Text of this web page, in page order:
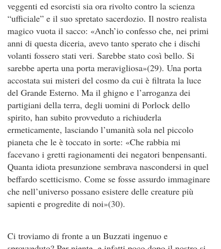
veggenti ed esorcisti sia ora rivolto contro la scienza
“ufficiale” e il suo spretato sacerdozio. Il nostro realista
magico vuota il sacco: «Anch’io confesso che, nei primi
anni di questa diceria, avevo tanto sperato che i dischi
volanti fossero stati veri. Sarebbe stato così bello. Si
sarebbe aperta una porta meravigliosa»(29). Una porta
accostata sui misteri del cosmo da cui è filtrata la luce
del Grande Esterno. Ma il ghigno e l’arroganza dei
partigiani della terra, degli uomini di Porlock dello
spirito, han subito provveduto a richiuderla
ermeticamente, lasciando l’umanità sola nel piccolo
pianeta che le è toccato in sorte: «Che rabbia mi
facevano i gretti ragionamenti dei negatori benpensanti.
Quanta idiota presunzione sembrava nascondersi in quel
beffardo scetticismo. Come se fosse assurdo immaginare
che nell’universo possano esistere delle creature più
sapienti e progredite di noi»(30).
Ci troviamo di fronte a un Buzzati ingenuo e